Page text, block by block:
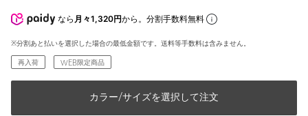
なら 月々1,320円から。分割手数料無料
※分割あと払いを選択した場合の最低金額です。送料等手数料は含みません。
再入荷 WEB限定商品
カラー/サイズを選択して注文